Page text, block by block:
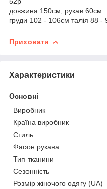
довжина 150см, рукав 60см
груди 102 - 106см талія 88
Приховати
Характеристики
Основні
Виробник
Країна виробник
Стиль
Фасон рукава
Тип тканини
Сезонність
Розмір жіночого одягу (UA)